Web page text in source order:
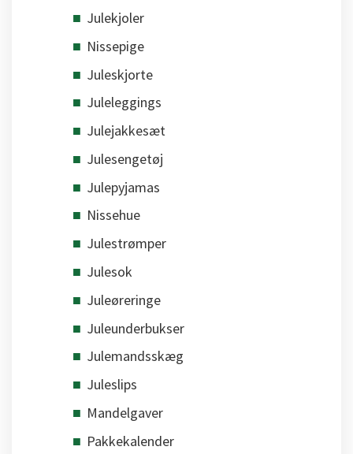
Julekjoler
Nissepige
Juleskjorte
Juleleggings
Julejakkesæt
Julesengetøj
Julepyjamas
Nissehue
Julestrømper
Julesok
Juleøreringe
Juleunderbukser
Julemandsskæg
Juleslips
Mandelgaver
Pakkekalender